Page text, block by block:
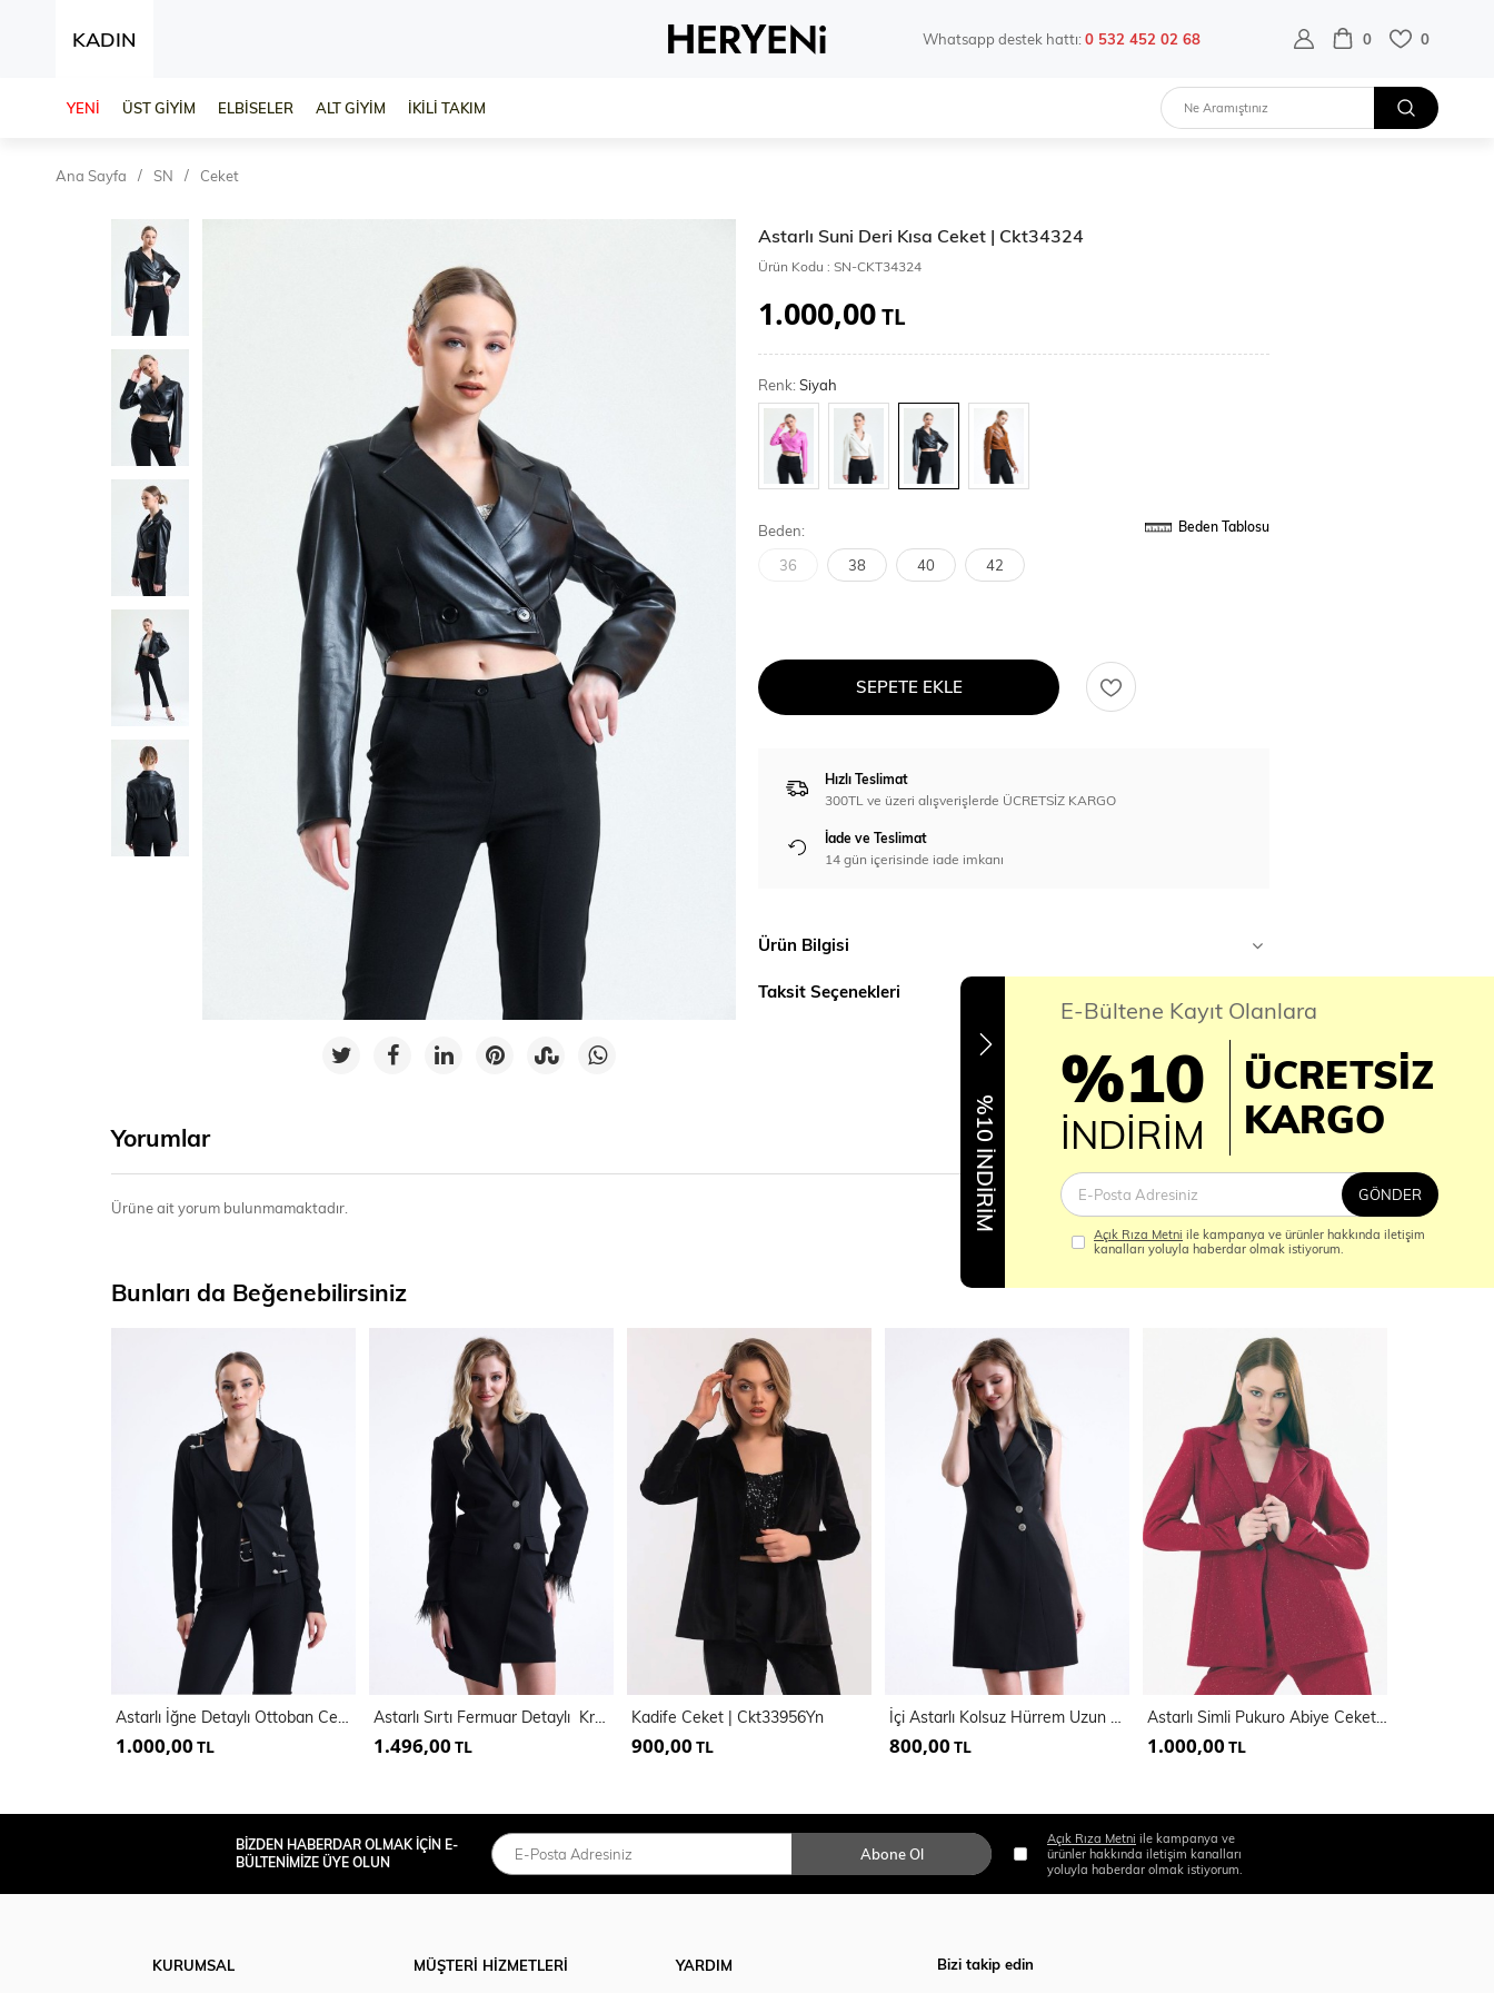
KADIN Whatsapp destek hattı:0 532 452 02 68 0 0
YENİ ÜST GİYİM ELBİSELER ALT GİYİM İKİLİ TAKIM
Ana Sayfa SN Ceket
Astarlı Suni Deri Kısa Ceket | Ckt34324
Ürün Kodu : SN-CKT34324
1.000,00TL
Renk:Siyah
Beden: Beden Tablosu
36 38 40 42
SEPETE EKLE
Hızlı Teslimat
300TL ve üzeri alışverişlerde ÜCRETSİZ KARGO
İade ve Teslimat
14 gün içerisinde iade imkanı
Ürün Bilgisi
Taksit Seçenekleri
Yorumlar
Ürüne ait yorum bulunmamaktadır.
Bunları da Beğenebilirsiniz
Astarlı İğne Detaylı Ottoban Ceket | Ckt34752
1.000,00 TL
Astarlı Sırtı Fermuar Detaylı Kruvaze Ceket | Ckt35223
1.496,00 TL
Kadife Ceket | Ckt33956Yn
900,00 TL
İçi Astarlı Kolsuz Hürrem Uzun Ceket Elbise | Ckt35288
800,00 TL
Astarlı Simli Pukuro Abiye Ceket | Ckt35406
1.000,00 TL
%10 İNDİRİM
E-Bültene Kayıt Olanlara
%10
İNDİRİM
ÜCRETSİZ
KARGO
GÖNDER
Açık Rıza Metni ile kampanya ve ürünler hakkında iletişim
kanalları yoluyla haberdar olmak istiyorum.
BİZDEN HABERDAR OLMAK İÇİN E-
BÜLTENİMİZE ÜYE OLUN
Abone Ol
Açık Rıza Metni ile kampanya ve
ürünler hakkında iletişim kanalları
yoluyla haberdar olmak istiyorum.
KURUMSAL
MÜŞTERİ HİZMETLERİ
YARDIM
Bizi takip edin